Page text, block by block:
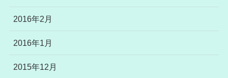
2016年2月
2016年1月
2015年12月